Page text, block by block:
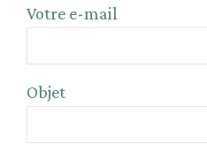
Votre e-mail
Objet